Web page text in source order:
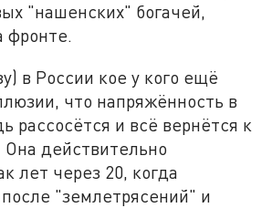
"нашенских" богачей,
фронте.
в России кое у кого ещё
что напряжённость в
рассосётся и всё вернётся к
Она действительно
лет через 20, когда
"землетрясений" и